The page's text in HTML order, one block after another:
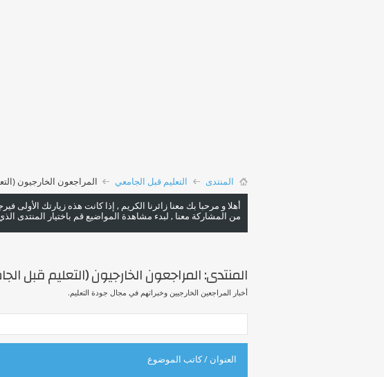
المنتدى التعليم قبل الجامعي
المراجعون الخارجيون
أهلا و مرحبا بك معنا زائرنا الكريم , إذا كانت هذه زيارتك الأولى
من المشاركة معنا , لبدء مشاهدة المواضيع قم باختيار المنتدى الذي
المنتدى:المراجعون الخارجيون (التعليم قبل
أخبار المراجعين الخارجيين وخبراتهم في مجال جودة التعليم.
العنوان /كاتب الموضوع